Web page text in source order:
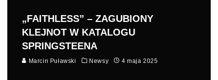
„FAITHLESS” – ZAGUBIONY
KLEJNOT W KATALOGU
SPRINGSTEENA
Marcin Puławski Newsy 4 maja 2025